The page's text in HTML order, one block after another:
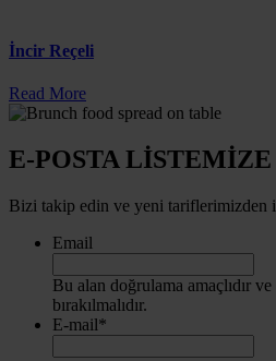
İncir Reçeli
Read More
E-POSTA
Bizi takip edin ve yeni tariflerimizden
Email
Bu alan doğrulama amaçlıdır
bırakılmalıdır.
E-mail*